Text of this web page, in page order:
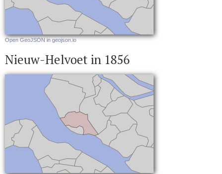
Open GeoJSON in geojson.io
Nieuw-Helvoet in 1856